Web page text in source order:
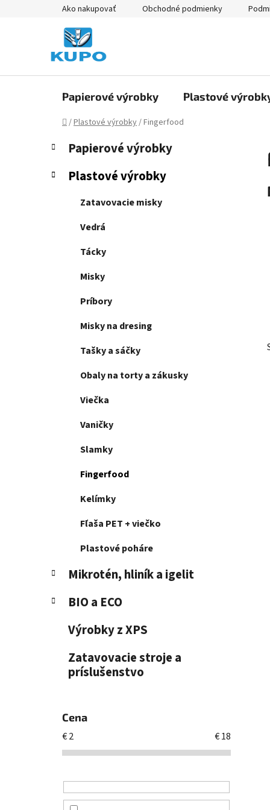
Ako nakupovať Obchodné podmienky
Papierové výrobky Plastové
Domov
/Plastové výrobky/Fingerfood
B
č
Preskočiť
kategórie
K
a
t
e
Papierové výrobky
Plastové výrobky
Zatavovacie misky
Vedrá
Tácky
Misky
Príbory
Misky na dresing
Tašky a sáčky
Obaly na torty a zákusky
Viečka
Vaničky
Slamky
Fingerfood
Kelímky
Fľaša PET + viečko
Plastové poháre
Mikrotén, hliník a igelit
BIO a ECO
Výrobky z XPS
Zatavovacie stroje a
príslušenstvo
Cena
€2 €18